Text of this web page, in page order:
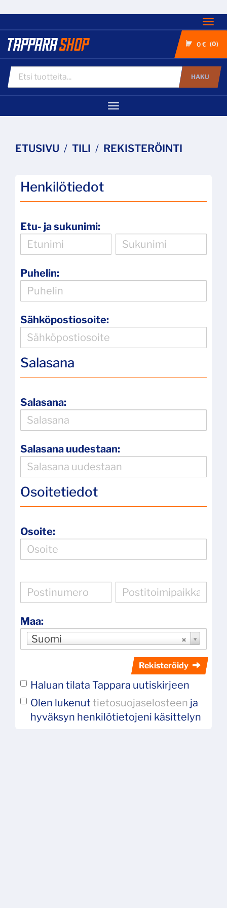
0 € 0
HAKU
Navigaatio
ETUSIVU TILI REKISTERÖINTI
Henkilötiedot
Etu- ja sukunimi:
Puhelin:
Sähköpostiosoite:
Salasana
Salasana:
Salasana uudestaan:
Osoitetiedot
Osoite:
Maa:
Suomi
Rekisteröidy
Haluan tilata Tappara uutiskirjeen
Olen lukenut tietosuojaselosteen ja
hyväksyn henkilötietojeni käsittelyn